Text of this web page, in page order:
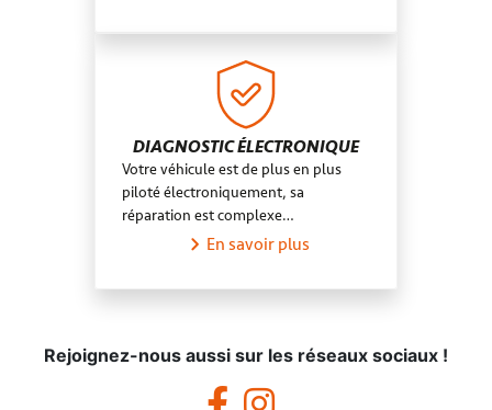
DIAGNOSTIC ÉLECTRONIQUE
Votre véhicule est de plus en plus
piloté électroniquement, sa
réparation est complexe…
En savoir plus
Rejoignez-nous aussi sur les réseaux sociaux !